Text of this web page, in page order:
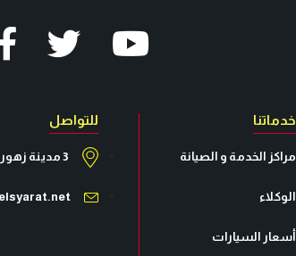
خدماتنا
مراكز الخدمة و الصيانة
الوكلاء
أسعار السيارات
للتواصل
3 مدينة زهور المعادي.. القاهرة